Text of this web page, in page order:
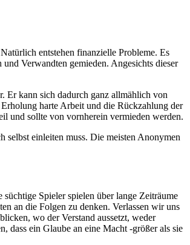
entstehen finanzielle Probleme. Es
Verwandten gemieden. Angesichts dieser
Er kann sich dadurch ganz allmählich von
harte Arbeit und die Rückzahlung der
und sollte von vornherein vermieden werden.
selbst einleiten muss. Die meisten Anonymen
Spieler spielen über lange Zeiträume
an die Folgen zu denken. Verlassen wir uns
wo der Verstand aussetzt, weder
dass ein Glaube an eine Macht -größer als sie